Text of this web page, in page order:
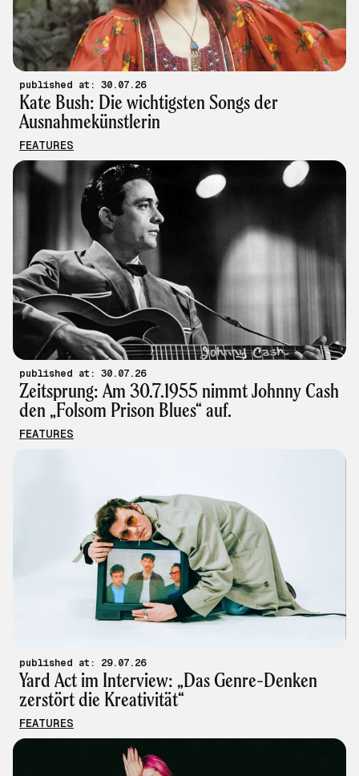
published at: 30.07.26
Kate Bush: Die wichtigsten Songs der
Ausnahmekünstlerin
FEATURES
published at: 30.07.26
Zeitsprung: Am 30.7.1955 nimmt Johnny Cash
den „Folsom Prison Blues“ auf.
FEATURES
published at: 29.07.26
Yard Act im Interview: „Das Genre-Denken
zerstört die Kreativität“
FEATURES